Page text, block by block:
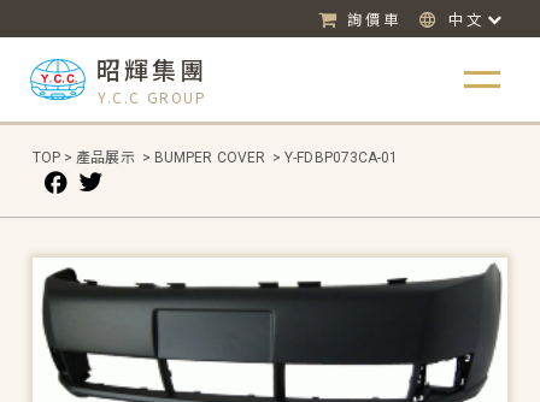
詢價車 中文
昭輝集團
Y.C.C GROUP
TOP > 產品展示 > BUMPER COVER > Y-FDBP073CA-01